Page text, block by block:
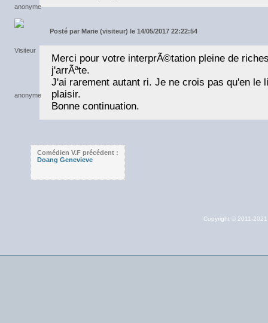
Posté par Marie (visiteur) le 14/05/2017 22:22:54
Merci pour votre interprÃ©tation pleine de
j'arrÃªte.
J'ai rarement autant ri. Je ne crois pas qu'en le
plaisir.
Bonne continuation.
Comédien V.F précédent :
Doang Genevieve
Copyright © 2011-